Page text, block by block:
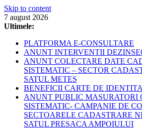
Skip to content
7 august 2026
Ultimele:
PLATFORMA E-CONSULTARE
ANUNT INTERVENTII
ANUNT COLECTARE DATE
SISTEMATIC – SECTOR
SATUL METES
BENEFICII CARTE DE
ANUNT PUBLIC MASURATORI
SISTEMATIC- CAMPANIE DE
SECTOARELE CADASTRARE
SATUL PRESACA AMPOIULUI